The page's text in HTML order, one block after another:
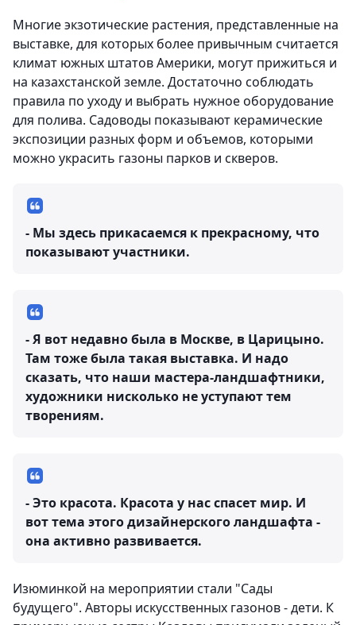
Многие экзотические растения, представленные на
выставке, для которых более привычным считается
климат южных штатов Америки, могут прижиться и
на казахстанской земле. Достаточно соблюдать
правила по уходу и выбрать нужное оборудование
для полива. Садоводы показывают керамические
экспозиции разных форм и объемов, которыми
можно украсить газоны парков и скверов.
- Мы здесь прикасаемся к прекрасному, что
показывают участники.
- Я вот недавно была в Москве, в Царицыно.
Там тоже была такая выставка. И надо
сказать, что наши мастера-ландшафтники,
художники нисколько не уступают тем
творениям.
- Это красота. Красота у нас спасет мир. И
вот тема этого дизайнерского ландшафта -
она активно развивается.
Изюминкой на мероприятии стали "Сады
будущего". Авторы искусственных газонов - дети. К